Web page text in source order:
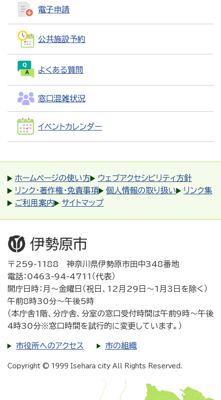
電子申請
公共施設予約
よくある質問
窓口混雑状況
イベントカレンダー
ホームページの使い方
ウェブアクセシビリティ方針
リンク・著作権・免責事項
個人情報の取り扱い
リンク集
ご利用案内
サイトマップ
〒259-1188 神奈川県伊勢原市田中348番地
電話：0463-94-4711（代表）
開庁日時：月～金曜日（祝日、12月29日～1月3日を除く）
午前8時30分～午後5時
（本庁舎1階、分庁舎、分室の窓口受付時間は午前9時～午後
4時30分※窓口時間を試行的に変更しています。）
市役所へのアクセス 市の組織
Copyright © 1999 Isehara city All Rights Reserved.